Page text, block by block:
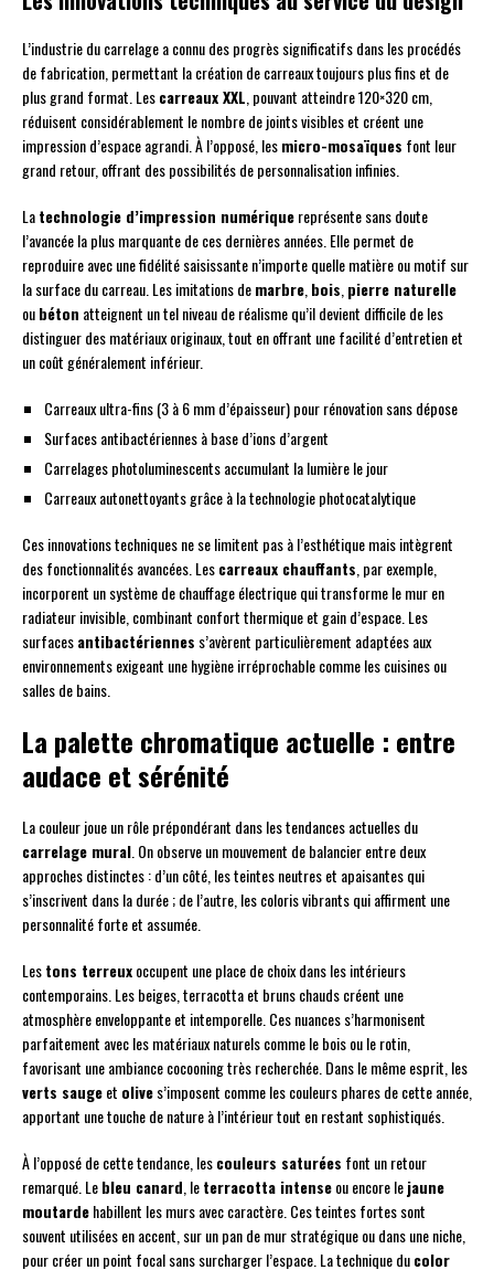
L’industrie du carrelage a connu des progrès significatifs dans les procédés
de fabrication, permettant la création de carreaux toujours plus fins et de
plus grand format. Lescarreaux XXL , pouvant atteindre 120×320 cm,
réduisent considérablement le nombre de joints visibles et créent une
impression d’espace agrandi. À l’opposé, lesmicro-mosaïques font leur
grand retour, offrant des possibilités de personnalisation infinies.
Latechnologie d’impression numériquereprésente sans doute
l’avancée la plus marquante de ces dernières années. Elle permet de
reproduire avec une fidélité saisissante n’importe quelle matière ou motif sur
la surface du carreau. Les imitations demarbre bois pierre naturelle
oubéton atteignent un tel niveau de réalisme qu’il devient difficile de les
distinguer des matériaux originaux, tout en offrant une facilité d’entretien et
un coût généralement inférieur.
Carreaux ultra-fins (3 à 6 mm d’épaisseur) pour rénovation sans dépose
Surfaces antibactériennes à base d’ions d’argent
Carrelages photoluminescents accumulant la lumière le jour
Carreaux autonettoyants grâce à la technologie photocatalytique
Ces innovations techniques ne se limitent pas à l’esthétique mais intègrent
des fonctionnalités avancées. Lescarreaux chauffants , par exemple,
incorporent un système de chauffage électrique qui transforme le mur en
radiateur invisible, combinant confort thermique et gain d’espace. Les
surfacesantibactériennes s’avèrent particulièrement adaptées aux
environnements exigeant une hygiène irréprochable comme les cuisines ou
salles de bains.
La palette chromatique actuelle : entre
audace et sérénité
La couleur joue un rôle prépondérant dans les tendances actuelles du
carrelage mural . On observe un mouvement de balancier entre deux
approches distinctes : d’un côté, les teintes neutres et apaisantes qui
s’inscrivent dans la durée ; de l’autre, les coloris vibrants qui affirment une
personnalité forte et assumée.
Lestons terreuxoccupent une place de choix dans les intérieurs
contemporains. Les beiges, terracotta et bruns chauds créent une
atmosphère enveloppante et intemporelle. Ces nuances s’harmonisent
parfaitement avec les matériaux naturels comme le bois ou le rotin,
favorisant une ambiance cocooning très recherchée. Dans le même esprit, les
verts saugeet olives’imposent comme les couleurs phares de cette année,
apportant une touche de nature à l’intérieur tout en restant sophistiqués.
À l’opposé de cette tendance, lescouleurs saturées font un retour
remarqué. Lebleu canard , leterracotta intenseou encore lejaune
moutardehabillent les murs avec caractère. Ces teintes fortes sont
souvent utilisées en accent, sur un pan de mur stratégique ou dans une niche,
pour créer un point focal sans surcharger l’espace. La technique ducolor